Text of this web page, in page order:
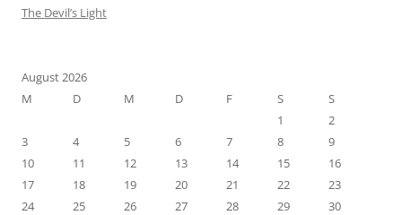
The Devil’s Light
August 2026
M
D M D F S
S
1
2
3
4 5 6 7 8
9
10
11 12 13 14 15
16
17
18 19 20 21 22
23
24
25 26 27 28 29
30